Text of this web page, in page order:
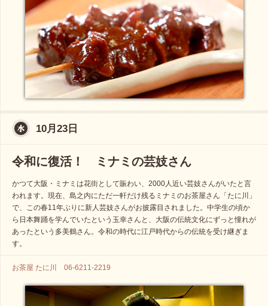
10月23日
令和に復活！ ミナミの芸妓さん
かつて大阪・ミナミは花街として賑わい、2000人近い芸妓さんがいたと言
われます。現在、島之内にただ一軒だけ残るミナミのお茶屋さん「たに川」
で、この春11年ぶりに新人芸妓さんがお披露目されました。中学生の頃か
ら日本舞踊を学んでいたという玉幸さんと、大阪の伝統文化にずっと憧れが
あったという多美鶴さん。令和の時代に江戸時代からの伝統を受け継ぎま
す。
お茶屋 たに川 06-6211-2219